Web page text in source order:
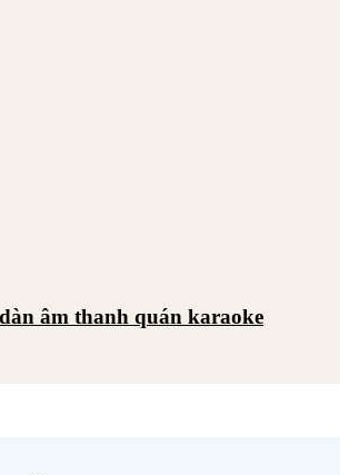
âm thanh quán karaoke